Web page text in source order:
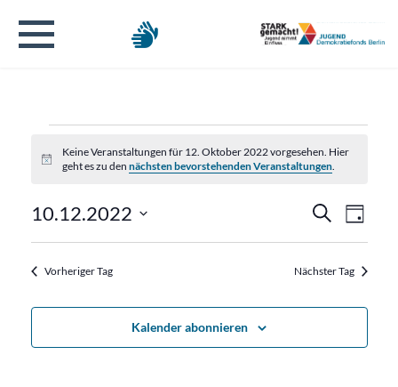
Veranstaltungen
12.
Oktober
2022
Hinweis
Keine Veranstaltungen für 12. Oktober 2022 vorgesehen. Hier
geht es zu dennächsten bevorstehenden Veranstaltungen.
Suche
und
Suche
Tag
10.12.2022
Datum
Vorheriger Tag Nächster Tag
Kalender abonnieren